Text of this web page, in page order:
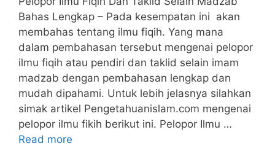
Bahas Lengkap – Pada kesempatan ini akan
membahas tentang ilmu fiqih. Yang mana
dalam pembahasan tersebut mengenai pelopor
ilmu fiqih atau pendiri dan taklid selain imam
madzab dengan pembahasan lengkap dan
mudah dipahami. Untuk lebih jelasnya silahkan
simak artikel Pengetahuanislam.com mengenai
pelopor ilmu fikih berikut ini. Pelopor Ilmu …
Read more